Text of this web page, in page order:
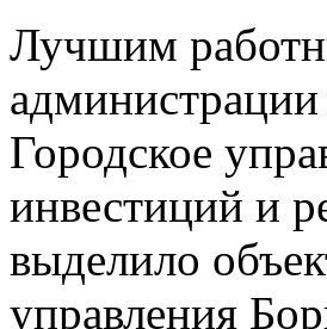
Лучшим
Городское
инвестиций и
выделило
управления